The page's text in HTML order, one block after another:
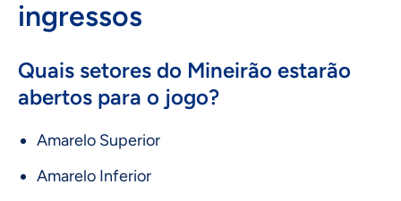
ingressos
Quais setores do Mineirão estarão
abertos para o jogo?
Amarelo Superior
Amarelo Inferior